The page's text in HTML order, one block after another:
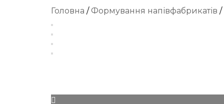
Головна / Формування напівфабрикатів /